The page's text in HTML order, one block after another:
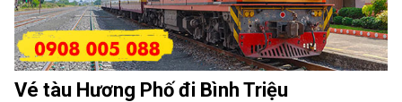
Vé tàu Hương Phố đi Bình Triệu